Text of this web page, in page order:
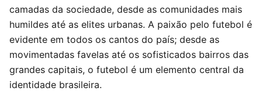
camadas da sociedade, desde as comunidades mais
humildes até as elites urbanas. A paixão pelo futebol é
evidente em todos os cantos do país; desde as
movimentadas favelas até os sofisticados bairros das
grandes capitais, o futebol é um elemento central da
identidade brasileira.